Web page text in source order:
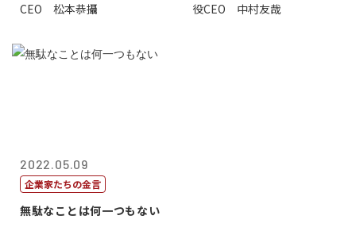
CEO 松本恭攝
役CEO 中村友哉
2022.05.09
企業家たちの金言
無駄なことは何一つもない